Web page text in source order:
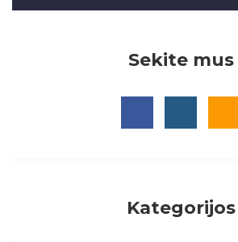
Sekite mus
Kategorijos